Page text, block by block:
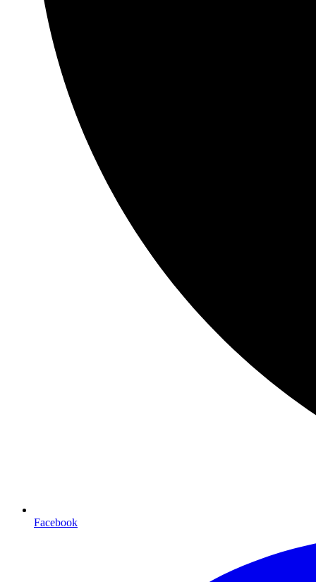
Facebook